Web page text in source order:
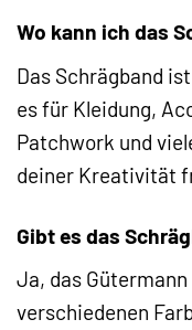
Wo kann ich das
Das Schrägband
es für Kleidung,
Patchwork und
deiner Kreativität
Gibt es das
Ja, das
verschiedenen